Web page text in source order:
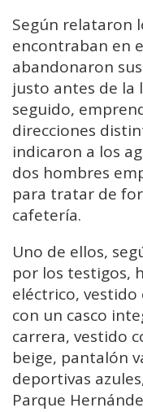
Según relataron
encontraban en
abandonaron
justo antes de la
seguido,
direcciones
indicaron a los
dos hombres
para tratar de
cafetería.
Uno de ellos,
por los testigos,
eléctrico,
con un casco
carrera, vestido
beige, pantalón
deportivas
Parque